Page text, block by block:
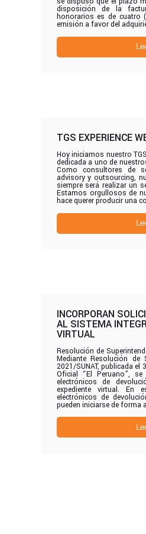
disposición de la
honorarios es de cuatro
emisión a favor del
TGS EXPERIENCE
Hoy iniciamos nuestro
dedicada a uno de
Como consultores de
advisory y outsourcing,
siempre será realizar un
Estamos orgullosos de
hace querer producir una
INCORPORAN
AL SISTEMA
VIRTUAL
Resolución de
Mediante Resolución de
2021/SUNAT, publicada el
Oficial “El Peruano”,
electrónicos de
expediente virtual. En
electrónicos de
pueden iniciarse de forma